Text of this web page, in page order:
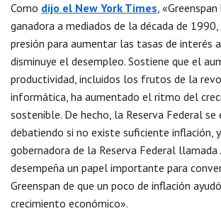
Como dijo el New York Times,
ganadora a mediados de la década de
presión para aumentar las tasas de interés
disminuye el desempleo. Sostiene que el
productividad, incluidos los frutos de la
informática, ha aumentado el ritmo del
sostenible. De hecho, la Reserva Federal se
debatiendo si no existe suficiente inflación,
gobernadora de la Reserva Federal llamada
desempeña un papel importante para
Greenspan de que un poco de inflación
crecimiento económico».